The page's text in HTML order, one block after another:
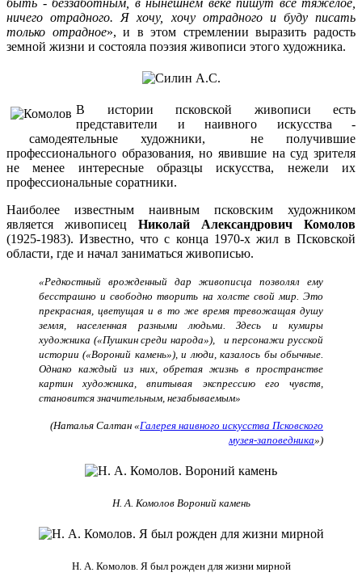
быть - беззаботным, в нынешнем веке пишут все тяжёлое,
ничего отрадного. Я хочу, хочу отрадного и буду писать
только отрадное», и в этом стремлении выразить радость
земной жизни и состояла поэзия живописи этого художника.
В истории псковской живописи есть
представители и наивного искусства -
самодеятельные художники, не получившие
профессионального образования, но явившие на суд зрителя
не менее интересные образцы искусства, нежели их
профессиональные соратники.
Наиболее известным наивным псковским художником
является живописец Николай Александрович Комолов
(1925-1983). Известно, что с конца 1970-х жил в Псковской
области, где и начал заниматься живописью.
«Редкостный врожденный дар живописца позволял ему
бесстрашно и свободно творить на холсте свой мир. Это
прекрасная, цветущая и в то же время тревожащая душу
земля, населенная разными людьми. Здесь и кумиры
художника («Пушкин среди народа»), и персонажи русской
истории («Вороний камень»), и люди, казалось бы обычные.
Однако каждый из них, обретая жизнь в пространстве
картин художника, впитывая экспрессию его чувств,
становится значительным, незабываемым»
(Наталья Салтан «Галерея наивного искусства Псковского
музея-заповедника»)
Н. А. Комолов Вороний камень
Н. А. Комолов. Я был рожден для жизни мирной